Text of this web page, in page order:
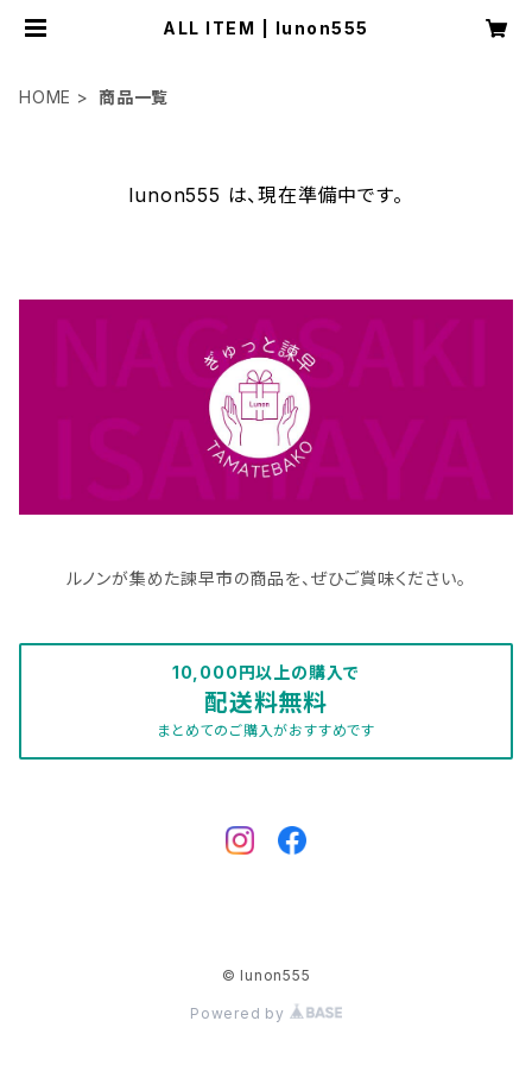
ALL ITEM | lunon555
HOME 商品一覧
lunon555 は、現在準備中です。
ルノンが集めた諫早市の商品を、ぜひご賞味ください。
10,000円以上の購入で
配送料無料
まとめてのご購入がおすすめです
© lunon555
Powered by